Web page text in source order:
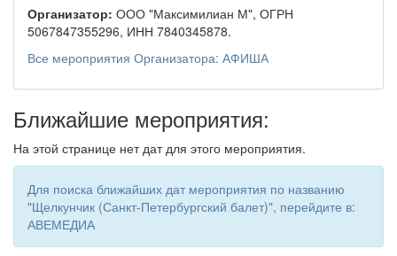
Организатор: ООО "Максимилиан М", ОГРН
5067847355296, ИНН 7840345878.
Все мероприятия Организатора: АФИША
Ближайшие мероприятия:
На этой странице нет дат для этого мероприятия.
Для поиска ближайших дат мероприятия по названию
"Щелкунчик (Санкт-Петербургский балет)", перейдите в:
АВЕМЕДИА